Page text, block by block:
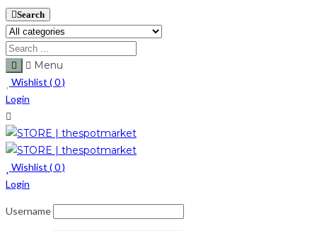
Search
Menu
Wishlist (0)
Login
Wishlist (0)
Login
Username